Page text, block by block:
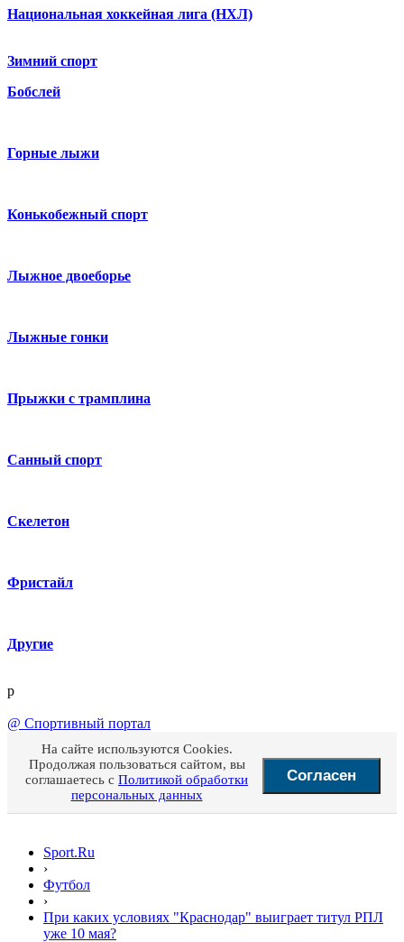
Национальная хоккейная лига (НХЛ)
Зимний спорт
Бобслей
Горные лыжи
Конькобежный спорт
Лыжное двоеборье
Лыжные гонки
Прыжки с трамплина
Санный спорт
Скелетон
Фристайл
Другие
p
@ Спортивный портал
На сайте используются Cookies.
Продолжая пользоваться сайтом, вы
соглашаетесь с Политикой обработки
персональных данных
Согласен
Sport.Ru
›
Футбол
›
При каких условиях "Краснодар" выиграет титул РПЛ
уже 10 мая?